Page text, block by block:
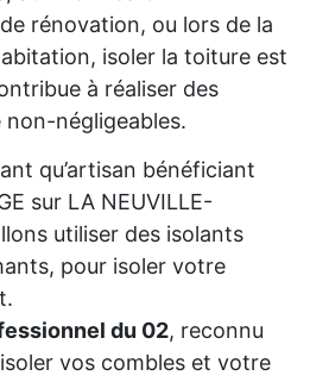
rénovation, ou lors de la
isoler la toiture est
à réaliser des
non-négligeables.
qu’artisan bénéficiant
sur LA NEUVILLE-
utiliser des isolants
pour isoler votre
du 02, reconnu
vos combles et votre